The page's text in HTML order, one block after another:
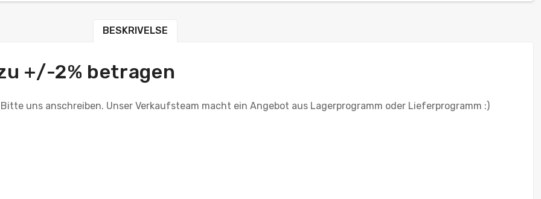
BESKRIVELSE
+/-2% betragen
uns anschreiben. Unser Verkaufsteam macht ein Angebot aus Lagerprogramm oder Lieferprogramm :)